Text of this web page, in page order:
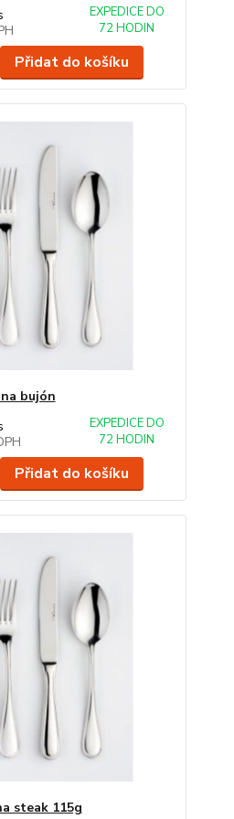
EXPEDICE DO
72 HODIN
Přidat do košíku
bujón
EXPEDICE DO
72 HODIN
Přidat do košíku
steak 115g